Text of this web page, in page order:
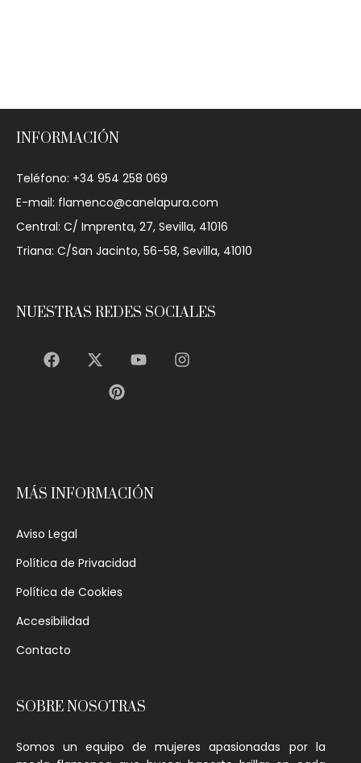
INFORMACIÓN
Teléfono: +34 954 258 069
E-mail: flamenco@canelapura.com
Central: C/ Imprenta, 27, Sevilla, 41016
Triana: C/San Jacinto, 56-58, Sevilla, 41010
NUESTRAS REDES SOCIALES
MÁS INFORMACIÓN
Aviso Legal
Política de Privacidad
Política de Cookies
Accesibilidad
Contacto
SOBRE NOSOTRAS
Somos un equipo de mujeres apasionadas por la